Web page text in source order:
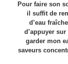
Pour faire son
il suffit de
d’eau
d’appuyer
garder mon
saveurs